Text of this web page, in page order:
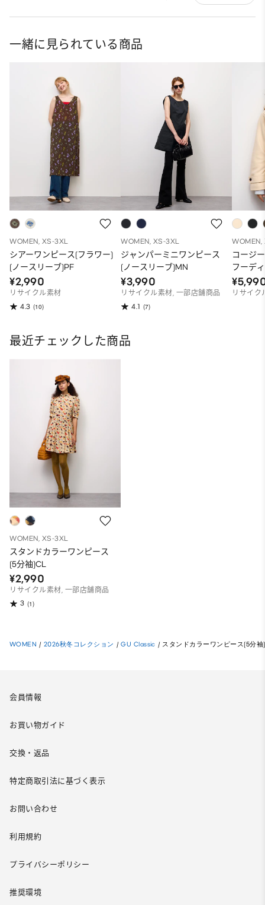
一緒に見られている商品
WOMEN, XS-3XL
シアーワンピース(フラワー)
(ノースリーブ)PF
¥2,990
リサイクル素材
4.3 (10)
WOMEN, XS-3XL
ジャンパーミニワンピース
(ノースリーブ)MN
¥3,990
リサイクル素材, 一部店舗商品
4.1 (7)
WOMEN,
コージ
フーデ
リサイク
最近チェックした商品
WOMEN, XS-3XL
スタンドカラーワンピース
(5分袖)CL
¥2,990
リサイクル素材, 一部店舗商品
3 (1)
WOMEN / 2026秋冬コレクション / GU Classic / スタンドカラーワンピース(5分袖
会員情報
お買い物ガイド
交換・返品
特定商取引法に基づく表示
お問い合わせ
利用規約
プライバシーポリシー
推奨環境